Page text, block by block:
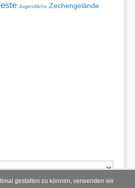
Jugendliche Zechengelände
gestalten zu können, verwenden wir